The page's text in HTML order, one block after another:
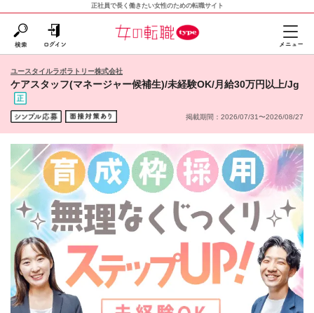
正社員で長く働きたい女性のための転職サイト
ユースタイルラボラトリー株式会社
ケアスタッフ(マネージャー候補生)/未経験OK/月給30万円以上/Jg
掲載期間：2026/07/31〜2026/08/27